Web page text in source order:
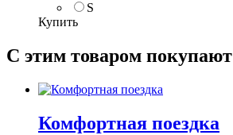
S
Купить
С этим товаром покупают
Комфортная поездка